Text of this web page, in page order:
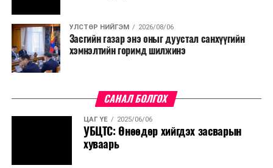
Төсвийн сахилга бат сайжирч, эдийн засгийн нөхцөл
байдал хэвийн болсон тохиолдолд эдгээр
хязгаарлалтыг үе шаттайгаар сулруулах юм.
УЛСТӨР НИЙГЭМ 2026/08/06
Засгийн газар энэ оныг дуустал санхүүгийн
хэмнэлтийн горимд шилжинэ
САНАЛ БОЛГОХ
ЦАГ ҮЕ 2025/06/06
УБЦТС: Өнөөдөр хийгдэх засварын
хуваарь